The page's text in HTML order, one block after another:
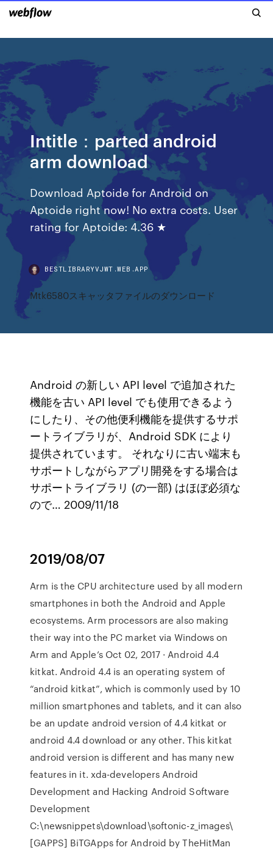
Intitle：parted android
arm download
Download Aptoide for Android on
Aptoide right now! No extra costs. User
rating for Aptoide: 4.36 ★
BESTLIBRARYVJWT.WEB.APP
Mtk6580スキャッタファイルのダウンロード
Android の新しい API level で追加された
機能を古い API level でも使用できるよう
にしたり、その他便利機能を提供するサポ
ートライブラリが、Android SDK により
提供されています。 それなりに古い端末も
サポートしながらアプリ開発をする場合は
サポートライブラリ (の一部) はほぼ必須な
ので… 2009/11/18
2019/08/07
Arm is the CPU architecture used by all modern
smartphones in both the Android and Apple
ecosystems. Arm processors are also making
their way into the PC market via Windows on
Arm and Apple’s Oct 02, 2017 · Android 4.4
kitkat. Android 4.4 is an operating system of
“android kitkat”, which is commonly used by 10
million smartphones and tablets, and it can also
be an update android version of 4.4 kitkat or
android 4.4 download or any other. This kitkat
android version is different and has many new
features in it. xda-developers Android
Development and Hacking Android Software
Development
C:\newsnippets\download\softonic-z_images\
[GAPPS] BiTGApps for Android by TheHitMan